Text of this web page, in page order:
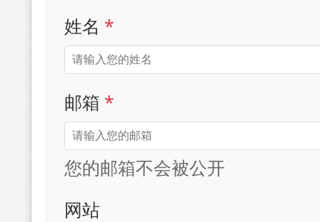
姓名 *
邮箱 *
您的邮箱不会被公开
网站